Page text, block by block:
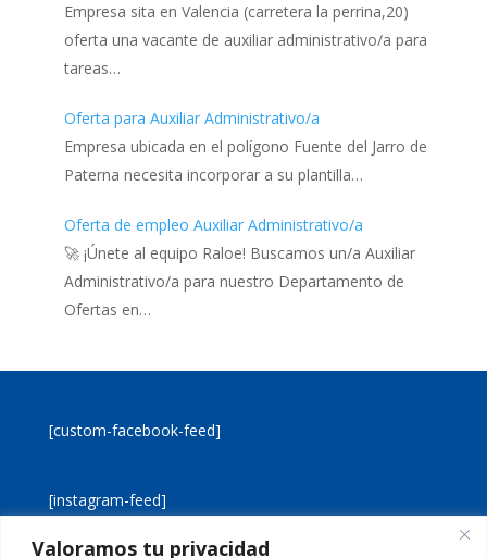
Valoramos tu privacidad
Empresa sita en Valencia (carretera la perrina,20)
oferta una vacante de auxiliar administrativo/a para
tareas…
Oferta para Auxiliar Administrativo/a
Empresa ubicada en el polígono Fuente del Jarro de
Paterna necesita incorporar a su plantilla…
Oferta de empleo Auxiliar Administrativo/a
🚀 ¡Únete al equipo Raloe! Buscamos un/a Auxiliar
Administrativo/a para nuestro Departamento de
Ofertas en…
[custom-facebook-feed]
[instagram-feed]